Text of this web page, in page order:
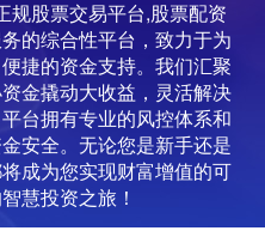
规股票交易平台,股票配资
的综合性平台，致力于为
捷的资金支持。我们汇聚
金撬动大收益，灵活解决
台拥有专业的风控体系和
安全。无论您是新手还是
成为您实现财富增值的可
慧投资之旅！